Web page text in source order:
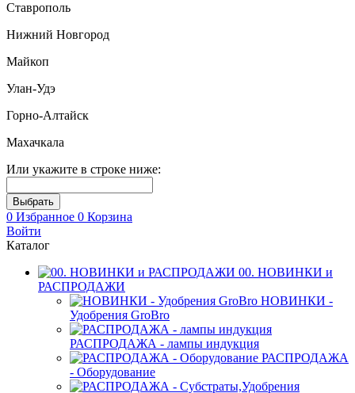
Ставрополь
Нижний Новгород
Майкоп
Улан-Удэ
Горно-Алтайск
Махачкала
Или укажите в строке ниже:
0 Избранное 0 Корзина
Войти
Каталог
00. НОВИНКИ и
РАСПРОДАЖИ
НОВИНКИ -
Удобрения GroBro
РАСПРОДАЖА - лампы индукция
РАСПРОДАЖА
- Оборудование